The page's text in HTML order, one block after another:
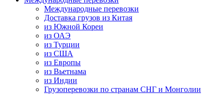
Международные перевозки
Доставка грузов из Китая
из Южной Кореи
из ОАЭ
из Турции
из США
из Европы
из Вьетнама
из Индии
Грузоперевозки по странам СНГ и Монголии